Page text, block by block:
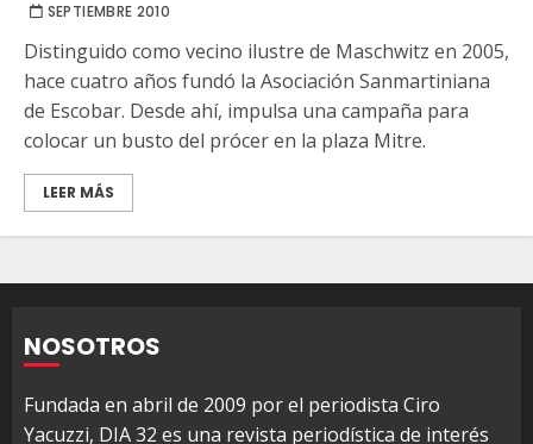
SEPTIEMBRE 2010
Distinguido como vecino ilustre de Maschwitz en 2005,
hace cuatro años fundó la Asociación Sanmartiniana
de Escobar. Desde ahí, impulsa una campaña para
colocar un busto del prócer en la plaza Mitre.
LEER MÁS
NOSOTROS
Fundada en abril de 2009 por el periodista Ciro
Yacuzzi, DIA 32 es una revista periodística de interés